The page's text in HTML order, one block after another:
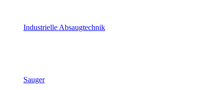
Industrielle Absaugtechnik
Sauger